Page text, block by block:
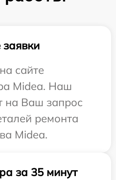
сайте
Midea. Наш
на Ваш запрос
ремонта
Midea.
за 35 минут